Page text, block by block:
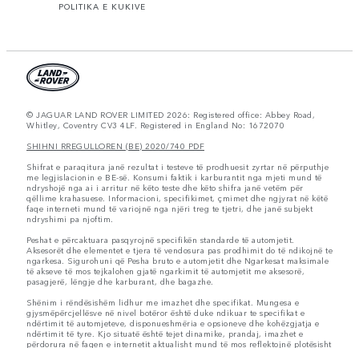
POLITIKA E KUKIVE
© JAGUAR LAND ROVER LIMITED 2026: Registered office: Abbey Road,
Whitley, Coventry CV3 4LF. Registered in England No: 1672070
SHIHNI RREGULLOREN (BE) 2020/740 PDF
Shifrat e paraqitura janë rezultat i testeve të prodhuesit zyrtar në përputhje
me legjislacionin e BE-së. Konsumi faktik i karburantit nga mjeti mund të
ndryshojë nga ai i arritur në këto teste dhe këto shifra janë vetëm për
qëllime krahasuese. Informacioni, specifikimet, çmimet dhe ngjyrat në këtë
faqe interneti mund të variojnë nga njëri treg te tjetri, dhe janë subjekt
ndryshimi pa njoftim.
Peshat e përcaktuara pasqyrojnë specifikën standarde të automjetit.
Aksesorët dhe elementet e tjera të vendosura pas prodhimit do të ndikojnë te
ngarkesa. Sigurohuni që Pesha bruto e automjetit dhe Ngarkesat maksimale
të akseve të mos tejkalohen gjatë ngarkimit të automjetit me aksesorë,
pasagjerë, lëngje dhe karburant, dhe bagazhe.
Shënim i rëndësishëm lidhur me imazhet dhe specifikat. Mungesa e
gjysmëpërcjellësve në nivel botëror është duke ndikuar te specifikat e
ndërtimit të automjeteve, disponueshmëria e opsioneve dhe kohëzgjatja e
ndërtimit të tyre. Kjo situatë është tejet dinamike, prandaj, imazhet e
përdorura në faqen e internetit aktualisht mund të mos reflektojnë plotësisht